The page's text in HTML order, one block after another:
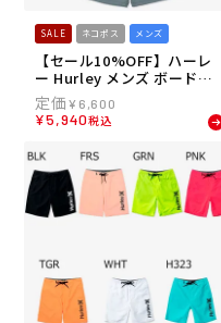
SALE ネコポス メンズ
【セール10%OFF】ハーレ
ー Hurley メンズ ボードシ
ョーツ トランクス ワンアン
ドオンリー ソリッド ボレー
18" MBS07916 26SU
¥ 6,600
¥5,940税込